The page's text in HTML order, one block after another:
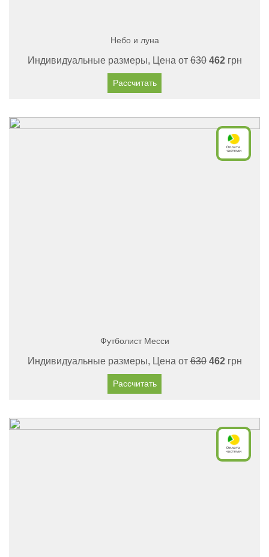
Небо и луна
Индивидуальные размеры, Цена от630 462грн
Рассчитать
Футболист Месси
Индивидуальные размеры, Цена от630 462грн
Рассчитать